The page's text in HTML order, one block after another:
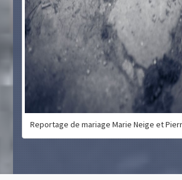
Reportage de mariage Marie Neige et